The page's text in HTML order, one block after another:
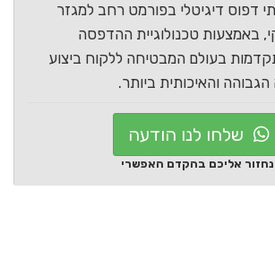
דפוס דיגיטלי בפורמט רחב למגזר
באמצעות טכנולוגיית ההדפסה
בעולם המבטיחה ללקוח ביצוע
והאיכותית ביותר.
שלחו לנו הודעה
אליכם בהקדם האפשרי